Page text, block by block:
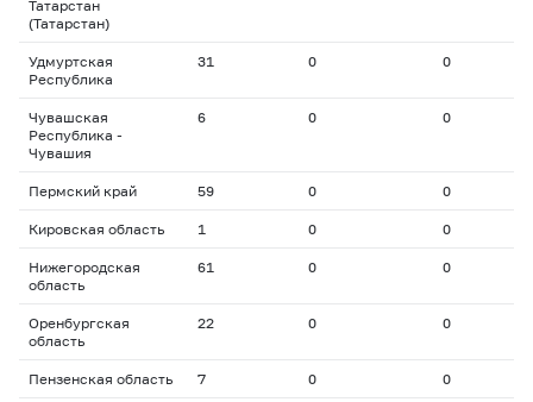
Татарстан
(Татарстан)
Удмуртская
Республика
31 0 0
Чувашская
Республика -
Чувашия
6 0 0
Пермский край 59 0 0
Кировская область 1 0 0
Нижегородская
область
61 0 0
Оренбургская
область
22 0 0
Пензенская область 7 0 0